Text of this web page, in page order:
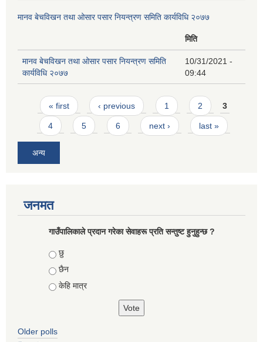
मानव बेचविखन तथा ओसार पसार नियन्त्रण समिति कार्यविधि २०७७
मिति
मानव बेचविखन तथा ओसार पसार नियन्त्रण समिति
कार्यविधि २०७७
10/31/2021 -
09:44
Pages
« first ‹ previous 1 2 3
4 5 6 next › last »
अन्य
जनमत
गाउँपालिकाले प्रदान गरेका सेवाहरू प्रति सन्तुष्ट हुनुहुन्छ ?
Choices
छु
छैन
केहि मात्र
Older polls